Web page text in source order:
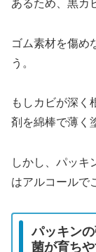
あるため、黒カ
ゴム素材を傷め
う。
もしカビが深く
剤を綿棒で薄く
しかし、パッキ
はアルコールで
パッキン
菌が育ち